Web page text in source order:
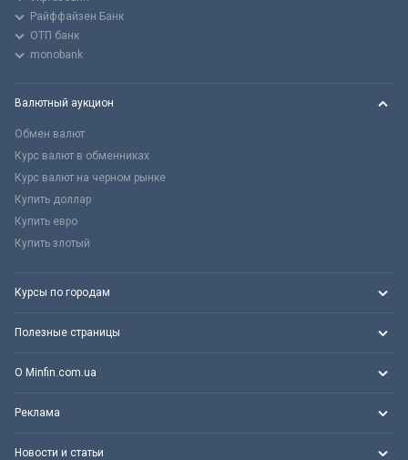
Райффайзен Банк
ОТП банк
monobank
Валютный аукцион
Обмен валют
Курс валют в обменниках
Курс валют на черном рынке
Купить доллар
Купить евро
Купить злотый
Курсы по городам
Полезные страницы
О Minfin.com.ua
Реклама
Новости и статьи